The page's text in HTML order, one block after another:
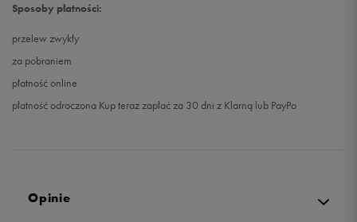
Sposoby płatności:
przelew zwykły
za pobraniem
płatność online
płatność odroczona Kup teraz zapłać za 30 dni z Klarną lub PayPo
Opinie